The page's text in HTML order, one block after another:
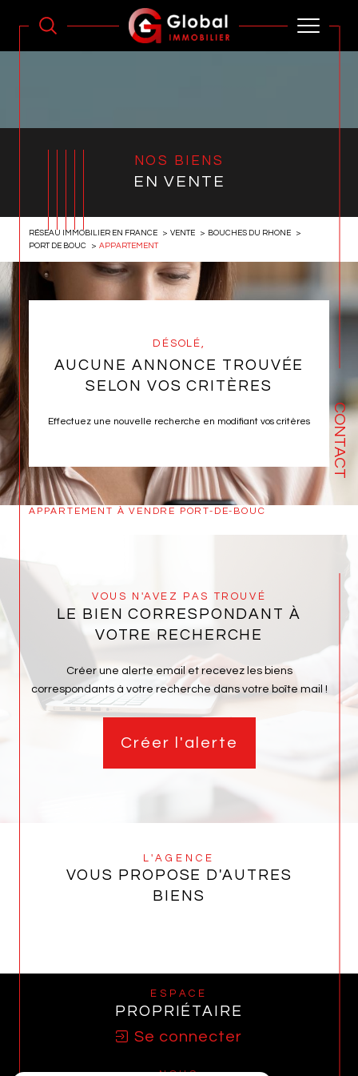
CONTACT
NOS BIENS
EN VENTE
RÉSEAU IMMOBILIER EN FRANCE VENTE
BOUCHES DU RHONE
PORT DE BOUC
APPARTEMENT
DÉSOLÉ,
AUCUNE ANNONCE TROUVÉE
SELON VOS CRITÈRES
Effectuez une nouvelle recherche en modifiant vos critères
APPARTEMENT À VENDRE PORT-DE-BOUC
VOUS N'AVEZ PAS TROUVÉ
LE BIEN CORRESPONDANT À
VOTRE RECHERCHE
Créer une alerte email et recevez les biens
correspondants à votre recherche dans votre boîte mail !
Créer l'alerte
L'AGENCE
VOUS PROPOSE D'AUTRES
BIENS
ESPACE
PROPRIÉTAIRE
Se connecter